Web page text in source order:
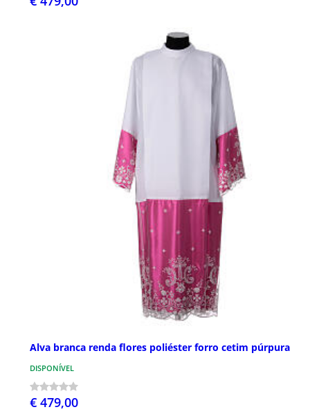
Alva branca renda flores poliéster forro cetim púrpura
DISPONÍVEL
€ 479,00